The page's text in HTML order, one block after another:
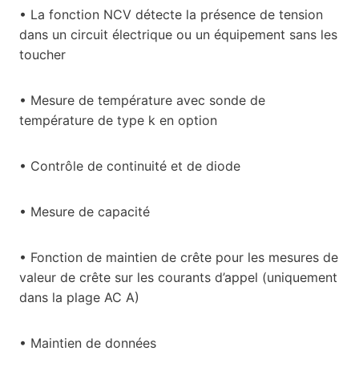
• La fonction NCV détecte la présence de tension
dans un circuit électrique ou un équipement sans les
toucher
• Mesure de température avec sonde de
température de type k en option
• Contrôle de continuité et de diode
• Mesure de capacité
• Fonction de maintien de crête pour les mesures de
valeur de crête sur les courants d’appel (uniquement
dans la plage AC A)
• Maintien de données